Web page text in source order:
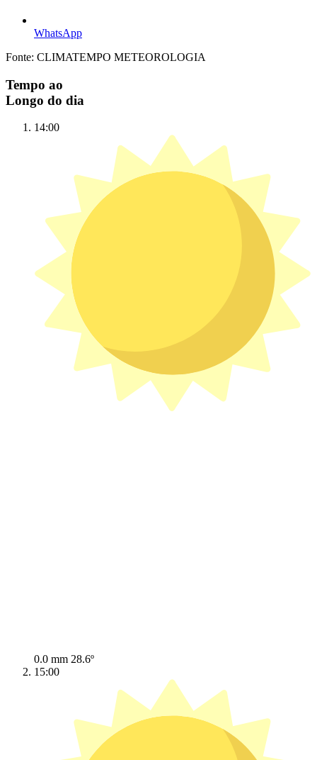
WhatsApp
Fonte: CLIMATEMPO METEOROLOGIA
Tempo ao
Longo do dia
14:00
0.0 mm 28.6º
15:00